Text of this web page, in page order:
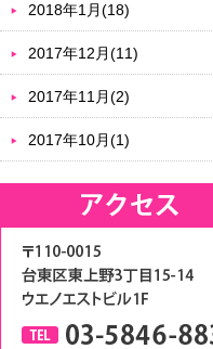
2018年1月(18)
2017年12月(11)
2017年11月(2)
2017年10月(1)